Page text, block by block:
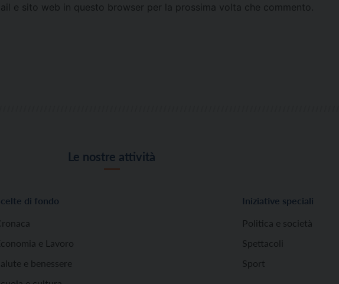
e sito web in questo browser per la prossima volta che commento.
Le nostre attività
di fondo
e Lavoro
e benessere
Iniziative speciali
Politica e società
Spettacoli
Sport